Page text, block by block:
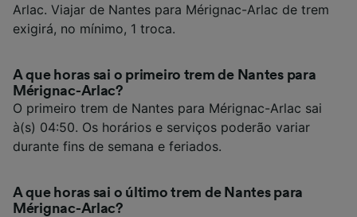
Arlac. Viajar de Nantes para Mérignac-Arlac de trem
exigirá, no mínimo, 1 troca.
A que horas sai o primeiro trem de Nantes para
Mérignac-Arlac?
O primeiro trem de Nantes para Mérignac-Arlac sai
à(s) 04:50. Os horários e serviços poderão variar
durante fins de semana e feriados.
A que horas sai o último trem de Nantes para
Mérignac-Arlac?